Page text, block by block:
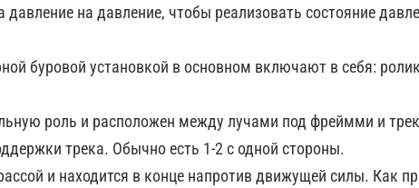
давление на давление, чтобы реализовать состояние
буровой установкой в ​​основном включают в себя:
роль и расположен между лучами под фреймми и
трека. Обычно есть 1-2 с одной стороны.
и находится в конце напротив движущей силы. Как